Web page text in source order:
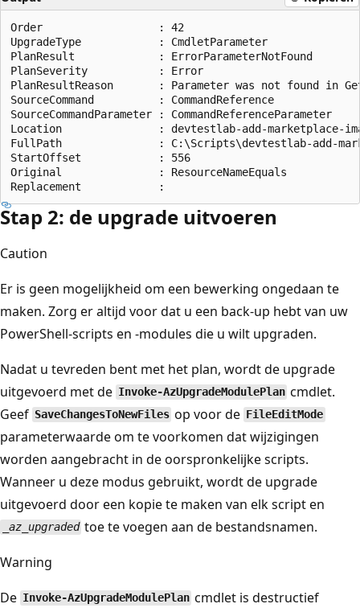
Order                  : 42
UpgradeType            : CmdletParameter
PlanResult             : ErrorParameterNotFound
PlanSeverity           : Error
PlanResultReason       : Parameter was not found in
SourceCommand          : CommandReference
SourceCommandParameter : CommandReferenceParameter
Location               : devtestlab-add-marketplace-
FullPath               : C:\Scripts\devtestlab-add-
StartOffset            : 556
Original               : ResourceNameEquals
Stap 2: de upgrade uitvoeren
Caution
Er is geen mogelijkheid om een bewerking ongedaan te
maken. Zorg er altijd voor dat u een back-up hebt van uw
PowerShell-scripts en -modules die u wilt upgraden.
Nadat u tevreden bent met het plan, wordt de upgrade
uitgevoerd met de Invoke-AzUpgradeModulePlan cmdlet.
Geef SaveChangesToNewFiles op voor de FileEditMode
parameterwaarde om te voorkomen dat wijzigingen
worden aangebracht in de oorspronkelijke scripts.
Wanneer u deze modus gebruikt, wordt de upgrade
uitgevoerd door een kopie te maken van elk script en
_az_upgraded toe te voegen aan de bestandsnamen.
Warning
De Invoke-AzUpgradeModulePlan cmdlet is destructief